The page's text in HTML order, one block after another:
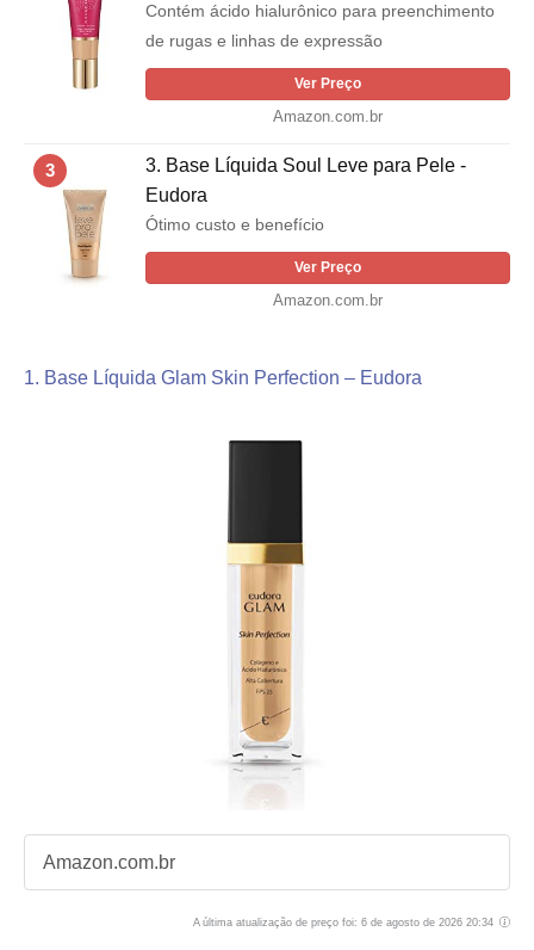
Contém ácido hialurônico para preenchimento
de rugas e linhas de expressão
Ver Preço
Amazon.com.br
3
3. Base Líquida Soul Leve para Pele -
Eudora
Ótimo custo e benefício
Ver Preço
Amazon.com.br
1. Base Líquida Glam Skin Perfection – Eudora
Amazon.com.br
A última atualização de preço foi: 6 de agosto de 2026 20:34